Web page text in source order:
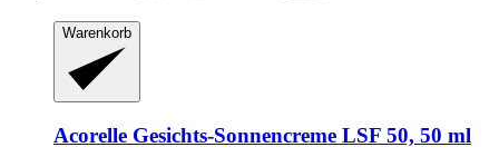
Warenkorb
Acorelle Gesichts-​Sonnencreme LSF 50, 50 ml